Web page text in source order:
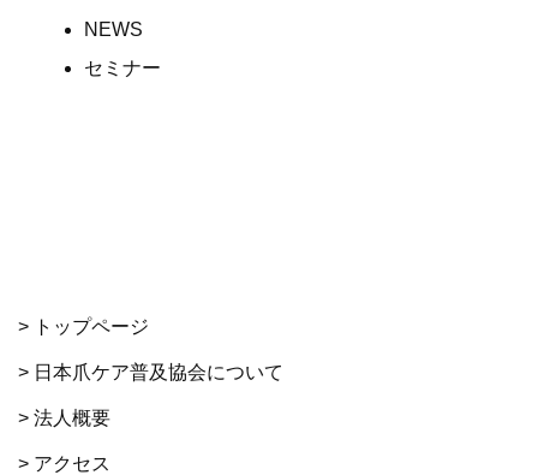
NEWS
セミナー
> トップページ
> 日本爪ケア普及協会について
> 法人概要
> アクセス